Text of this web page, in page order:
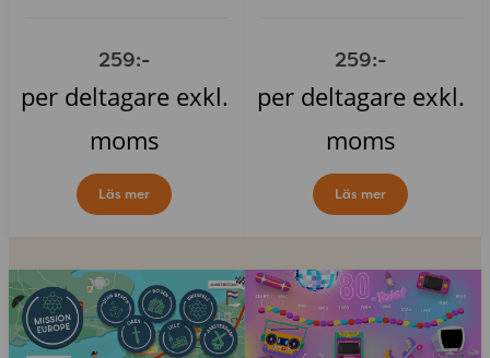
259:-
per deltagare exkl.
moms
Läs mer
259:-
per deltagare exkl.
moms
Läs mer